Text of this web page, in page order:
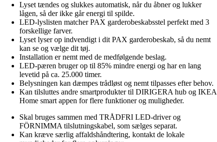
Lyset tændes og slukkes automatisk, når du åbner og lukker
lågen, så der ikke går energi til spilde.
LED-lyslisten matcher PAX garderobeskabsstel perfekt med 3
forskellige farver.
Lyset lyser op indvendigt i dit PAX garderobeskab, så du nemt
kan se og vælge dit tøj.
Installation er nemt med de medfølgende beslag.
LED-pæren bruger op til 85% mindre energi og har en lang
levetid på ca. 25.000 timer.
Belysningen kan dæmpes trådløst og nemt tilpasses efter behov.
Kan tilsluttes andre smartprodukter til DIRIGERA hub og IKEA
Home smart appen for flere funktioner og muligheder.
Skal bruges sammen med TRÅDFRI LED-driver og
FÖRNIMMA tilslutningskabel, som sælges separat.
Kan kræve særlig affaldshåndtering, kontakt de lokale